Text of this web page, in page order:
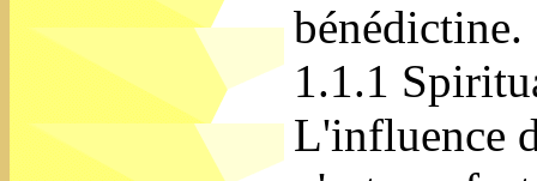
bénédictine.
1.1.1
L'influence